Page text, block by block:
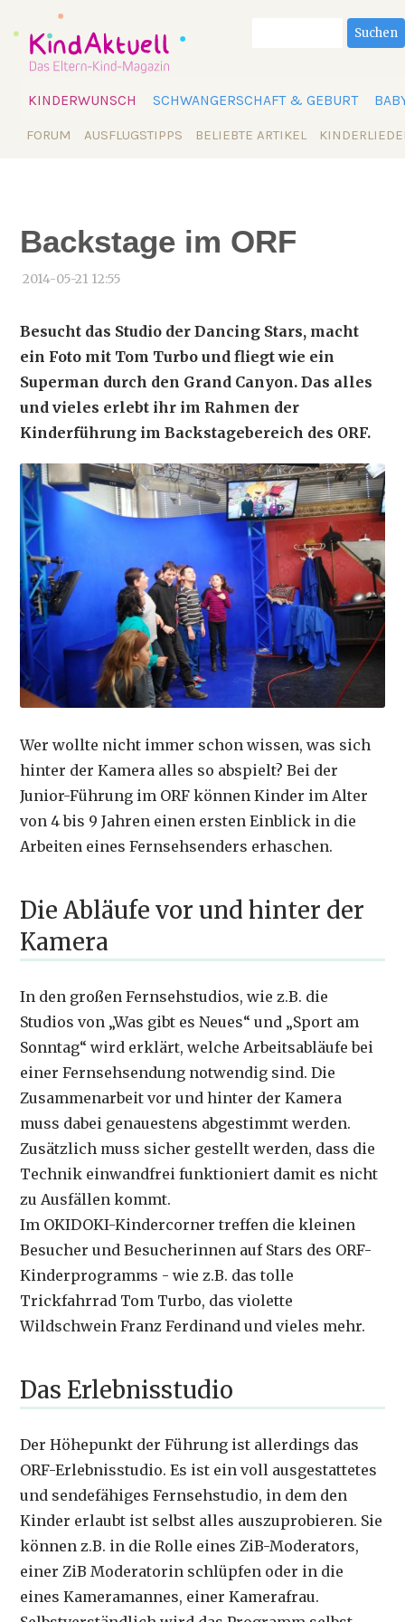
überspringen
KINDERWUNSCH SCHWANGERSCHAFT & GEBURT
Navigation
FORUM AUSFLUGSTIPPS BELIEBTE ARTIKEL
Suchen
Backstage im ORF
2014-05-21 12:55
Besucht das Studio der Dancing Stars, macht
ein Foto mit Tom Turbo und fliegt wie ein
Superman durch den Grand Canyon. Das alles
und vieles erlebt ihr im Rahmen der
Kinderführung im Backstagebereich des ORF.
Wer wollte nicht immer schon wissen, was sich
hinter der Kamera alles so abspielt? Bei der
Junior-Führung im ORF können Kinder im Alter
von 4 bis 9 Jahren einen ersten Einblick in die
Arbeiten eines Fernsehsenders erhaschen.
Die Abläufe vor und hinter der
Kamera
In den großen Fernsehstudios, wie z.B. die
Studios von „Was gibt es Neues“ und „Sport am
Sonntag“ wird erklärt, welche Arbeitsabläufe bei
einer Fernsehsendung notwendig sind. Die
Zusammenarbeit vor und hinter der Kamera
muss dabei genauestens abgestimmt werden.
Zusätzlich muss sicher gestellt werden, dass die
Technik einwandfrei funktioniert damit es nicht
zu Ausfällen kommt.
Im OKIDOKI-Kindercorner treffen die kleinen
Besucher und Besucherinnen auf Stars des ORF-
Kinderprogramms - wie z.B. das tolle
Trickfahrrad Tom Turbo, das violette
Wildschwein Franz Ferdinand und vieles mehr.
Das Erlebnisstudio
Der Höhepunkt der Führung ist allerdings das
ORF-Erlebnisstudio. Es ist ein voll ausgestattetes
und sendefähiges Fernsehstudio, in dem den
Kinder erlaubt ist selbst alles auszuprobieren. Sie
können z.B. in die Rolle eines ZiB-Moderators,
einer ZiB Moderatorin schlüpfen oder in die
eines Kameramannes, einer Kamerafrau.